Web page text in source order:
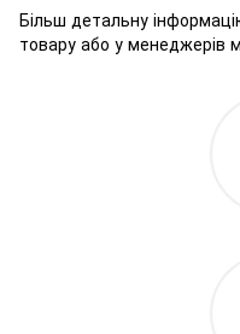
Більш детальну
товару або у менеджерів